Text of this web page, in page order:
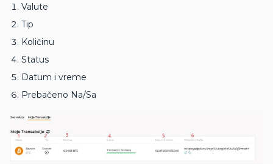
Valute
Tip
Količinu
Status
Datum i vreme
Prebačeno Na/Sa